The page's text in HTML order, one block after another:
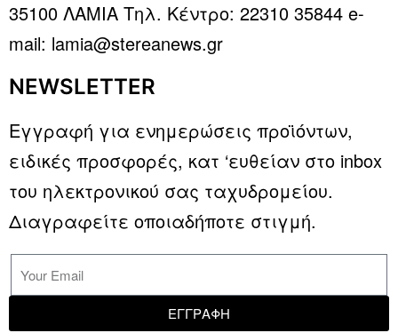
35100 ΛΑΜΙΑ Τηλ. Κέντρο: 22310 35844 e-
mail: lamia@stereanews.gr
NEWSLETTER
Εγγραφή για ενημερώσεις προϊόντων,
ειδικές προσφορές, κατ ‘ευθείαν στο inbox
του ηλεκτρονικού σας ταχυδρομείου.
Διαγραφείτε οποιαδήποτε στιγμή.
ΕΓΓΡΑΦΗ